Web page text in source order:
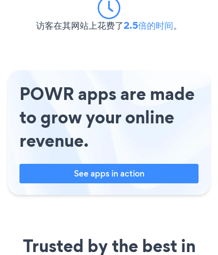
访客在其网站上花费了2.5倍的时间。
POWR apps are made
to grow your online
revenue.
See apps in action
Trusted by the best in